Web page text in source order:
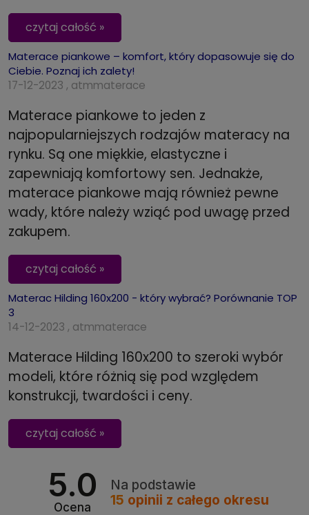
czytaj całość »
Materace piankowe – komfort, który dopasowuje się do
Ciebie. Poznaj ich zalety!
17-12-2023 , atmmaterace
Materace piankowe to jeden z
najpopularniejszych rodzajów materacy na
rynku. Są one miękkie, elastyczne i
zapewniają komfortowy sen. Jednakże,
materace piankowe mają również pewne
wady, które należy wziąć pod uwagę przed
zakupem.
czytaj całość »
Materac Hilding 160x200 - który wybrać? Porównanie TOP
3
14-12-2023 , atmmaterace
Materace Hilding 160x200 to szeroki wybór
modeli, które różnią się pod względem
konstrukcji, twardości i ceny.
czytaj całość »
5.0
Ocena
Na podstawie
15 opinii z całego okresu